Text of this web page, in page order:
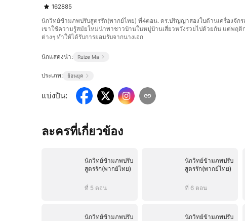
162885
นักวิทย์ข้ามภพปรับสูตรรัก(พากย์ไทย) ที่4ตอน. ดร.ปริญญาสองใบด้านเครื่องจั
เขาใช้ความรู้สมัยใหม่นำพาชาวบ้านในหมู่บ้านเสี่ยวหวังรวยไปด้วยกัน แต่พฤ
ต่างๆ ทำให้ได้รับการยอมรับจากนางเอก
นักแสดงนำ: Ruize Ma
ประเภท: ย้อนยุค
แบ่งปัน:
ละครที่เกี่ยวข้อง
นักวิทย์ข้ามภพปรับ
สูตรรัก(พากย์ไทย)
ที่ 5 ตอน
นักวิทย์ข้ามภพปรับ
สูตรรัก(พากย์ไทย)
ที่ 6 ตอน
นักวิทย์ข้ามภพปรับ
นักวิทย์ข้ามภพปรับ